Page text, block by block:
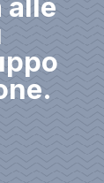
alle